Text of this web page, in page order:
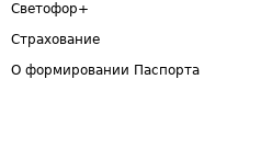
Светофор+
Страхование
О формировании Паспорта